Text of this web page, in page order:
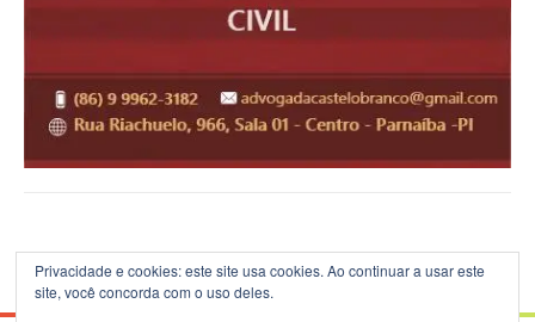
Privacidade e cookies: este site usa cookies. Ao continuar a usar este
site, você concorda com o uso deles.